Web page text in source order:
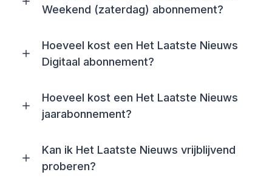
Weekend (zaterdag) abonnement?
Hoeveel kost een Het Laatste Nieuws
Digitaal abonnement?
Hoeveel kost een Het Laatste Nieuws
jaarabonnement?
Kan ik Het Laatste Nieuws vrijblijvend
proberen?